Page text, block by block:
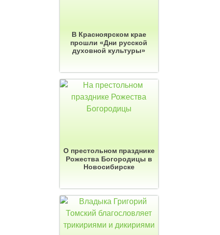
В Красноярском крае
прошли «Дни русской
духовной культуры»
О престольном празднике
Рожества Богородицы в
Новосибирске